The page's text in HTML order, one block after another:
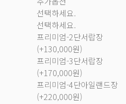
선택하세요.
선택하세요.
프리미엄-2단서랍장
(+130,000원)
프리미엄-3단서랍장
(+170,000원)
프리미엄-4단아일랜드장
(+220,000원)